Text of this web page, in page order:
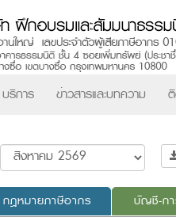
บริการ ข่าวสารและบทความ
กฎหมายภาษีอากร บัญชี-กา